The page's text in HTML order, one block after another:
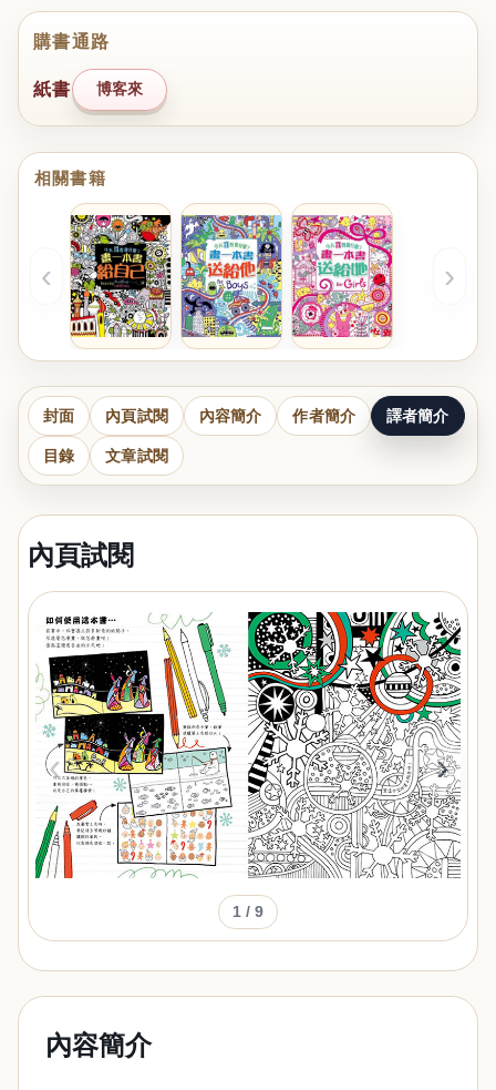
購書通路
紙書 博客來
相關書籍
‹ ›
封面 內頁試閱 內容簡介 作者簡介 譯者簡介
目錄 文章試閱
內頁試閱
‹ ›
1 / 9
內容簡介